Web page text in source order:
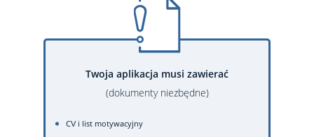
Twoja aplikacja musi zawierać
(dokumenty niezbędne)
CV i list motywacyjny